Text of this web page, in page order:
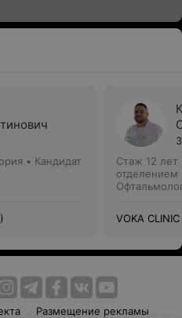
• Кандидат
Стаж 12 лет
отделением
VOKA
Размещение рекламы